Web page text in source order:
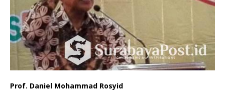
Prof. Daniel Mohammad Rosyid